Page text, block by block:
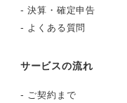
-決算・確定申告
- よくある質問
サービスの流れ
- ご契約まで